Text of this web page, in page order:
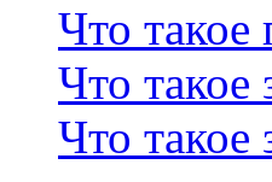
Что
Что
Что такое